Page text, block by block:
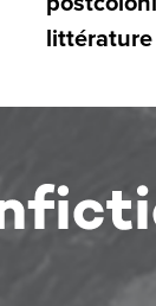
littérature